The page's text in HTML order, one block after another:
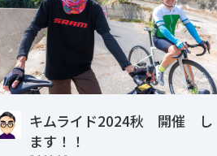
キムライド2024秋 開催 し
ます！！